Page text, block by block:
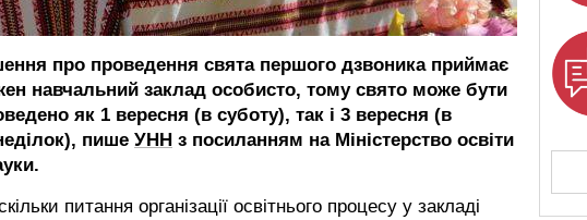
про проведення свята першого дзвоника приймає
навчальний заклад особисто, тому свято може бути
як 1 вересня (в суботу), так і 3 вересня (в
пише УНН з посиланням на Міністерство освіти
питання організації освітнього процесу у закладі